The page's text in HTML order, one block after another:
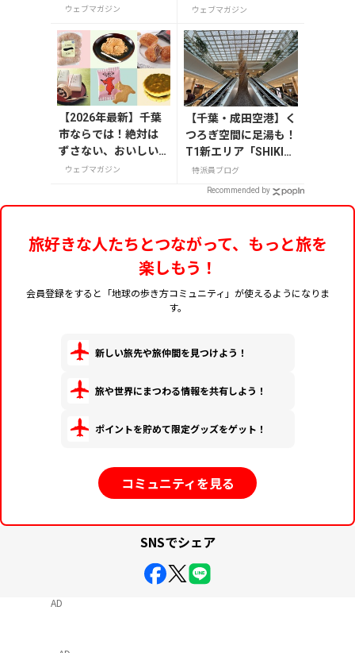
も迷わない
ウェブマガジン
やかわいい雑貨、限定
ウェブマガジン
【2026年最新】千葉
市ならでは！絶対は
ずさない、おいしい
お土産10選
ウェブマガジン
【千葉・成田空港】く
つろぎ空間に足湯も！
T1新エリア「SHIKIS
AI GARDEN」
特派員ブログ
Recommended by
旅好きな人たちとつながって、もっと旅を
楽しもう！
会員登録をすると「地球の歩き方コミュニティ」が使えるようになりま
す。
新しい旅先や旅仲間を見つけよう！
旅や世界にまつわる情報を共有しよう！
ポイントを貯めて限定グッズをゲット！
コミュニティを見る
SNSでシェア
AD